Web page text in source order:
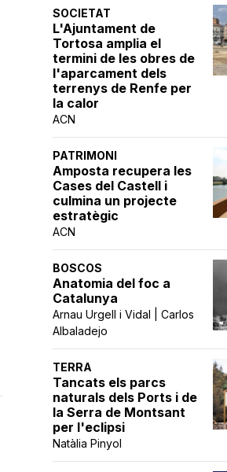
SOCIETAT
L'Ajuntament de
Tortosa amplia el
termini de les obres de
l'aparcament dels
terrenys de Renfe per
la calor
ACN
PATRIMONI
Amposta recupera les
Cases del Castell i
culmina un projecte
estratègic
ACN
BOSCOS
Anatomia del foc a
Catalunya
Arnau Urgell i Vidal | Carlos
Albaladejo
TERRA
Tancats els parcs
naturals dels Ports i de
la Serra de Montsant
per l'eclipsi
Natàlia Pinyol